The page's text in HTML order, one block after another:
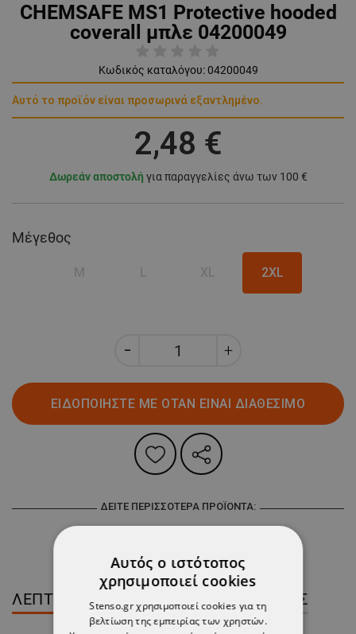
CHEMSAFE MS1 Protective hooded
coverall μπλε 04200049
Κωδικός καταλόγου: 04200049
Αυτό το προϊόν είναι προσωρινά εξαντλημένο.
2,48 €
Δωρεάν αποστολή για παραγγελίες άνω των 100 €
Μέγεθος
2XL
ΕΙΔΟΠΟΙΗΣΤΕ ΜΕ ΟΤΑΝ ΕΙΝΑΙ ΔΙΑΘΕΣΙΜΟ
ΔΕΊΤΕ ΠΕΡΙΣΣΌΤΕΡΑ ΠΡΟΪΌΝΤΑ:
ΠΛΗΡΟΦΟΡΙΕΣ
ΛΕΠΤΟΜΈΡΕΙΕΣ ΠΡΟΪΌΝΤΟΣ ΚΡΙΤΙΚΈΣ
Αυτός ο ιστότοπος
χρησιμοποιεί cookies
Stenso.gr χρησιμοποιεί cookies για τη
βελτίωση της εμπειρίας των χρηστών.